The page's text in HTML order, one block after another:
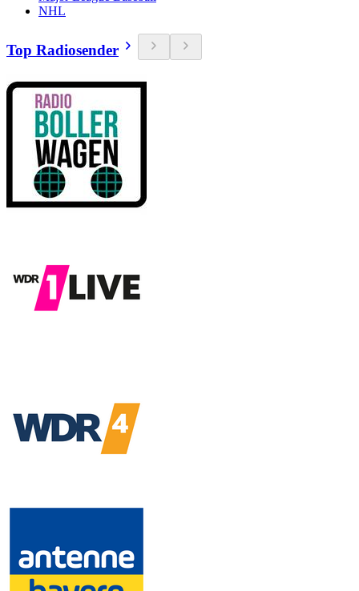
NHL
Top Radiosender